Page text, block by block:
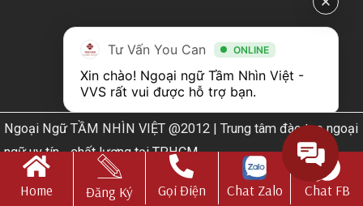
Ngoại Ngữ TẦM NHÌN VIỆT @2012 | Trung tâm đào tạo ngoại
ngữ uy tín - chất lượng tại TPHCM
Web Design by Nhà thiết kế website N.T.H DESIGN​
Home Đăng Ký Gọi Điện Chat Zalo Chat FB
Tư Vấn You Can ONLINE
Xin chào! Ngoại ngữ Tầm Nhìn Việt -
VVS rất vui được hỗ trợ bạn.